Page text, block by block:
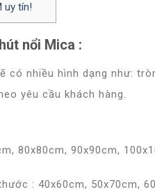
uy tín!
nổi Mica :
có nhiều hình dạng như:
yêu cầu khách hàng.
80x80cm, 90x90cm,
: 40x60cm, 50x70cm,